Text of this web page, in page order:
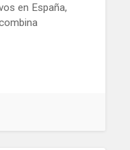
en España,